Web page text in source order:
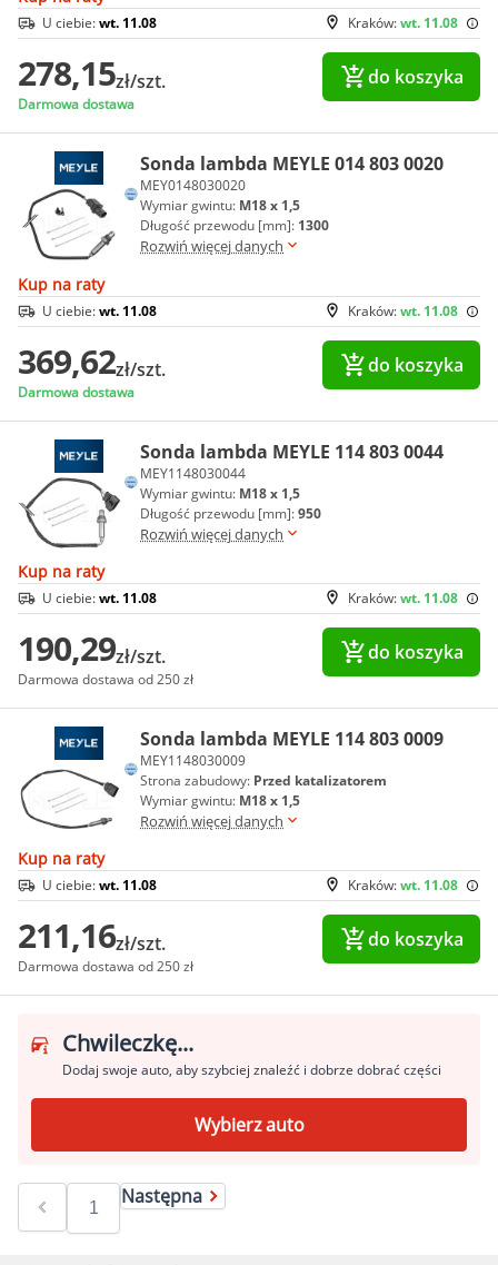
Kraków:wt. 11.08
U ciebie:wt. 11.08
278,15zł/szt.
Darmowa dostawa
do koszyka
Sonda lambda MEYLE 014 803 0020
MEY0148030020
Wymiar gwintu: M18 x 1,5
Długość przewodu [mm]: 1300
Rozwiń więcej danych
Kup na raty
Kraków:wt. 11.08
U ciebie:wt. 11.08
369,62zł/szt.
Darmowa dostawa
do koszyka
Sonda lambda MEYLE 114 803 0044
MEY1148030044
Wymiar gwintu: M18 x 1,5
Długość przewodu [mm]:950
Rozwiń więcej danych
Kup na raty
Kraków:wt. 11.08
U ciebie:wt. 11.08
190,29zł/szt.
Darmowa dostawa od 250 zł
do koszyka
Sonda lambda MEYLE 114 803 0009
MEY1148030009
Strona zabudowy: Przed katalizatorem
Wymiar gwintu: M18 x 1,5
Rozwiń więcej danych
Kup na raty
Kraków:wt. 11.08
U ciebie:wt. 11.08
211,16zł/szt.
Darmowa dostawa od 250 zł
do koszyka
Chwileczkę...
Dodaj swoje auto, aby szybciej znaleźć i dobrze dobrać części
Wybierz auto
Następna